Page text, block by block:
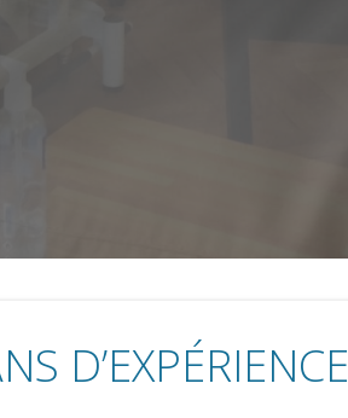
D’EXPÉRIENCE